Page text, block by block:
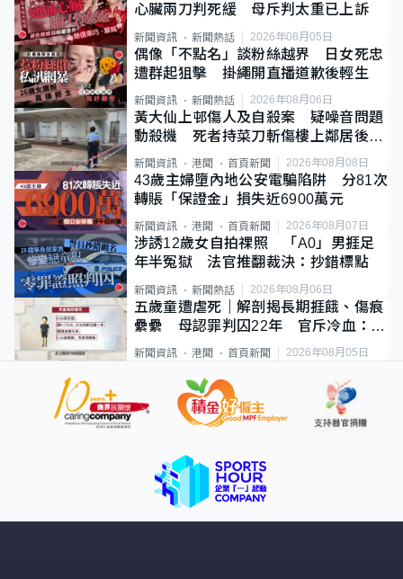
心臟兩刀判死緩 母斥判太重已上訴
新聞資訊 新聞熱話 2026年08月05日
偶像「不點名」談粉絲越界 日女死忠
遭群起狙擊 掛繩開直播道歉後輕生
新聞資訊 新聞熱話 2026年08月06日
黃大仙上邨傷人及自殺案 疑噪音問題
動殺機 死者持菜刀斬傷樓上鄰居後墮
斃
新聞資訊 港聞 首頁新聞 2026年08月08日
43歲主婦墮內地公安電騙陷阱 分81次
轉賬「保證金」損失近6900萬元
新聞資訊 港聞 首頁新聞 2026年08月07日
涉誘12歲女自拍祼照 「A0」男捱足
年半冤獄 法官推翻裁決：抄錯標點
新聞資訊 新聞熱話 2026年08月06日
五歲童遭虐死｜解剖揭長期捱餓、傷痕
纍纍 母認罪判囚22年 官斥冷血：同
類案最惡劣
新聞資訊 港聞 首頁新聞 2026年08月05日